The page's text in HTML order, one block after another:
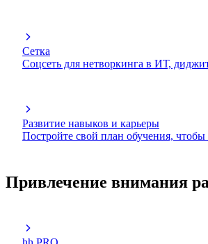
Сетка
Соцсеть для нетворкинга в ИТ,
Развитие навыков и карьеры
Постройте свой план обучения, чтобы
Привлечение внимания